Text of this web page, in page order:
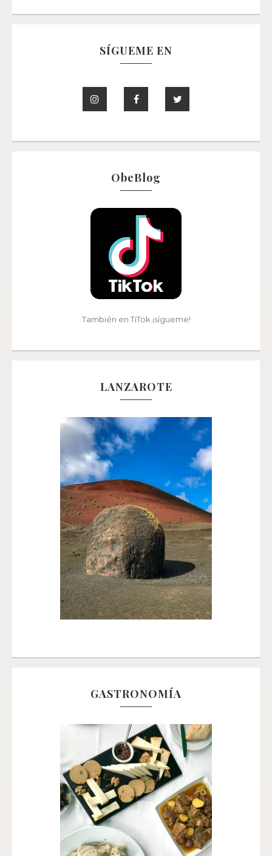
SÍGUEME EN
ObeBlog
También en TiTok ¡sígueme!
LANZAROTE
GASTRONOMÍA